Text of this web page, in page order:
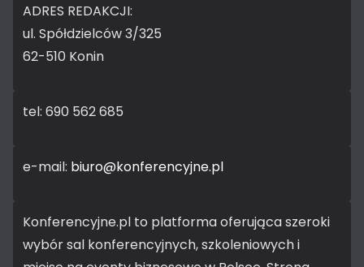
ADRES REDAKCJI:
ul. Spółdzielców 3/325
62-510 Konin
tel: 690 562 685
e-mail: biuro@konferencyjne.pl
Konferencyjne.pl to platforma oferująca szeroki
wybór sal konferencyjnych, szkoleniowych i